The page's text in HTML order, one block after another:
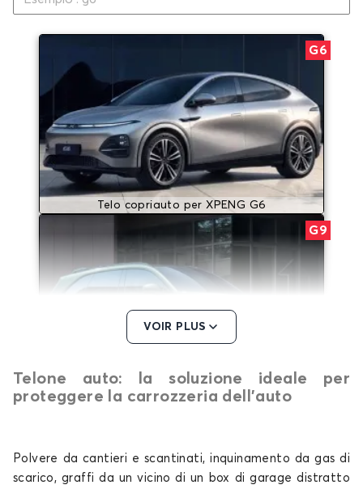
G6
Telo copriauto per XPENG G6
G9
Telo copriauto per XPENG G9
VOIR PLUS
Telone auto: la soluzione ideale per
proteggere la carrozzeria dell’auto
Polvere da cantieri e scantinati, inquinamento da gas di
scarico, graffi da un vicino di un box di garage distratto